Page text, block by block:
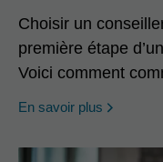
Choisir un
première étape
Voici comment
En savoir plus